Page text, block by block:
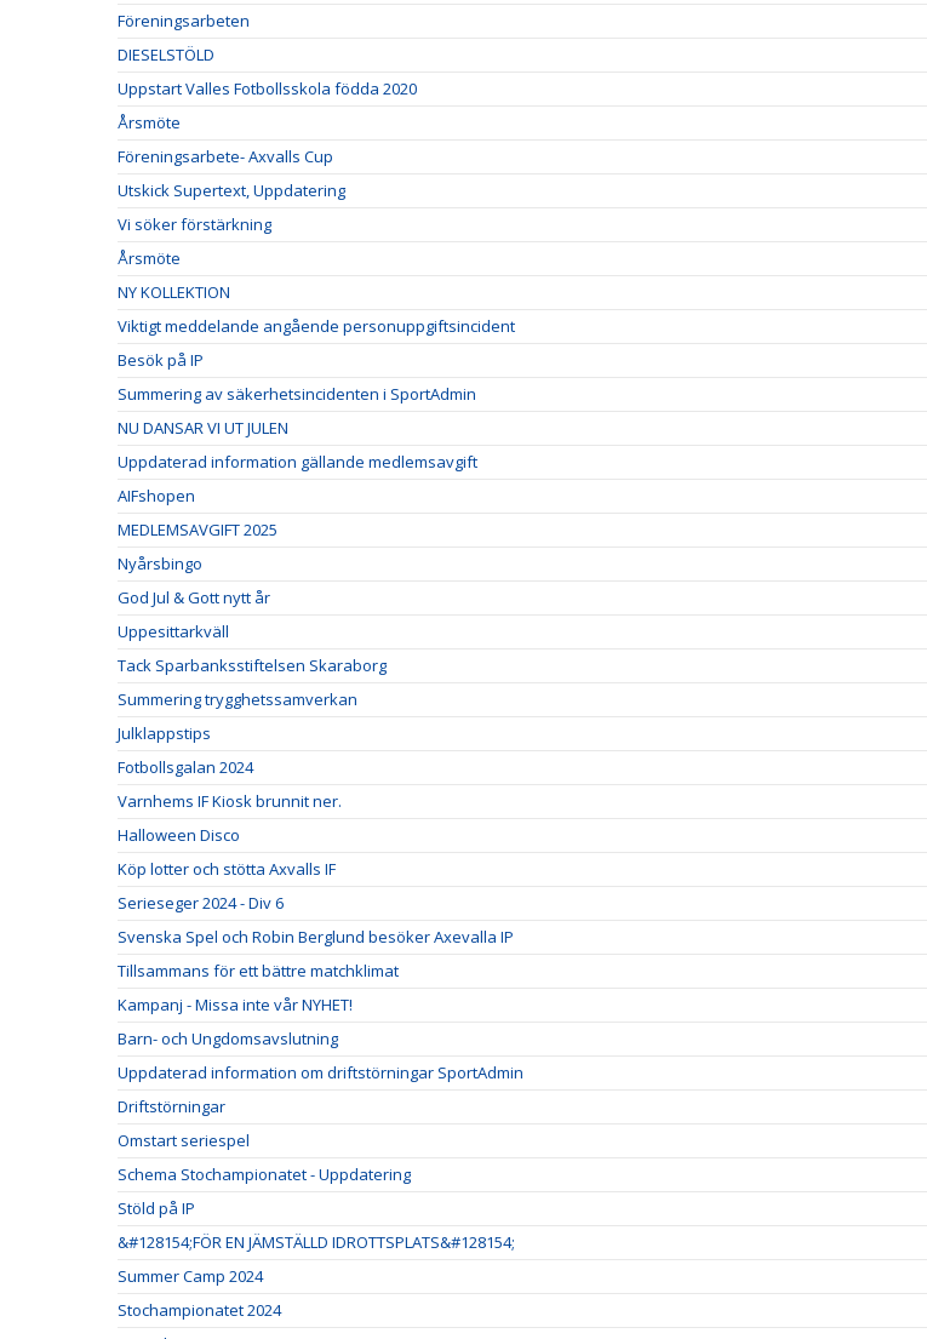
Föreningsarbeten
DIESELSTÖLD
Uppstart Valles Fotbollsskola födda 2020
Årsmöte
Föreningsarbete- Axvalls Cup
Utskick Supertext, Uppdatering
Vi söker förstärkning
Årsmöte
NY KOLLEKTION
Viktigt meddelande angående personuppgiftsincident
Besök på IP
Summering av säkerhetsincidenten i SportAdmin
NU DANSAR VI UT JULEN
Uppdaterad information gällande medlemsavgift
AIFshopen
MEDLEMSAVGIFT 2025
Nyårsbingo
God Jul & Gott nytt år
Uppesittarkväll
Tack Sparbanksstiftelsen Skaraborg
Summering trygghetssamverkan
Julklappstips
Fotbollsgalan 2024
Varnhems IF Kiosk brunnit ner.
Halloween Disco
Köp lotter och stötta Axvalls IF
Serieseger 2024 - Div 6
Svenska Spel och Robin Berglund besöker Axevalla IP
Tillsammans för ett bättre matchklimat
Kampanj - Missa inte vår NYHET!
Barn- och Ungdomsavslutning
Uppdaterad information om driftstörningar SportAdmin
Driftstörningar
Omstart seriespel
Schema Stochampionatet - Uppdatering
Stöld på IP
&#128154;FÖR EN JÄMSTÄLLD IDROTTSPLATS&#128154;
Summer Camp 2024
Stochampionatet 2024